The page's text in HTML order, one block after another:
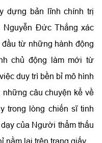
dựng bản lĩnh chính trị
Nguyễn Đức Thắng xác
từ những hành động
chủ động làm mới từ
duy trì bền bỉ mô hình
những câu chuyện kể về
trong lòng chiến sĩ tinh
của Người thẩm thấu
nằm lại trên trang giấy.